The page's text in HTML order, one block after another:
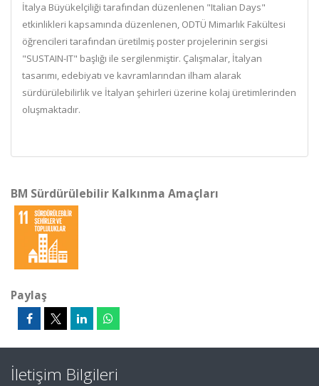
İtalya Büyükelçiliği tarafından düzenlenen "Italian Days"
etkinlikleri kapsamında düzenlenen, ODTÜ Mimarlık Fakültesi
öğrencileri tarafından üretilmiş poster projelerinin sergisi
"SUSTAIN-IT" başlığı ile sergilenmiştir. Çalışmalar, İtalyan
tasarımı, edebiyatı ve kavramlarından ilham alarak
sürdürülebilirlik ve İtalyan şehirleri üzerine kolaj üretimlerinden
oluşmaktadır.
BM Sürdürülebilir Kalkınma Amaçları
Paylaş
İletişim Bilgileri